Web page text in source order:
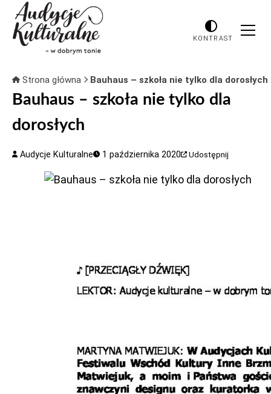
KONTRAST
Strona główna Bauhaus – szkoła nie tylko dla dorosłych
Bauhaus – szkoła nie tylko dla
dorosłych
Audycje Kulturalne 1 października 2020 Udostępnij